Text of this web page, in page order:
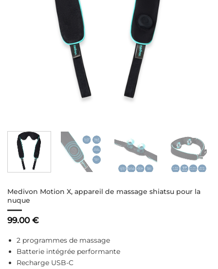
Medivon Motion X, appareil de massage shiatsu pour la
nuque
99.00€
2 programmes de massage
Batterie intégrée performante
Recharge USB-C